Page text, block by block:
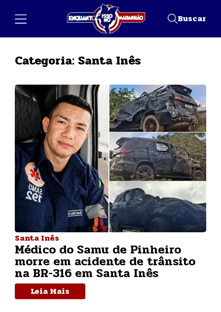
Buscar
Categoria: Santa Inês
Santa Inês
Médico do Samu de Pinheiro
morre em acidente de trânsito
na BR-316 em Santa Inês
Leia Mais